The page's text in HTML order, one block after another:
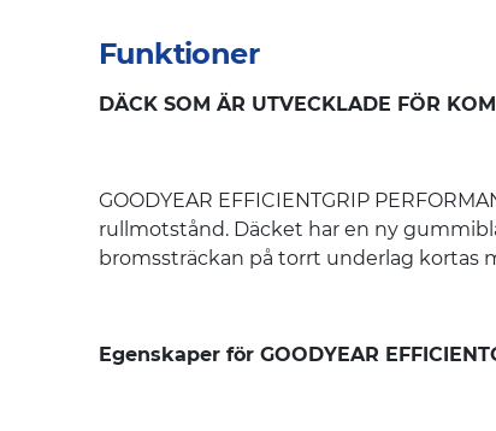
Funktioner
DÄCK SOM ÄR UTVECKLADE FÖR
GOODYEAR EFFICIENTGRIP
rullmotstånd. Däcket har en ny
bromssträckan på torrt underlag kortas
Egenskaper för GOODYEAR